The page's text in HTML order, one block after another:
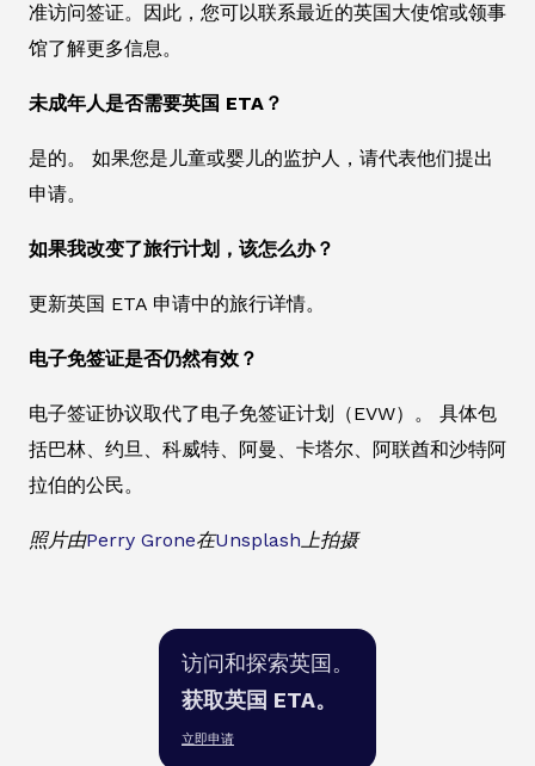
准访问签证。因此，您可以联系最近的英国大使馆或领事
馆了解更多信息。
未成年人是否需要英国 ETA？
是的。 如果您是儿童或婴儿的监护人，请代表他们提出
申请。
如果我改变了旅行计划，该怎么办？
更新英国 ETA 申请中的旅行详情。
电子免签证是否仍然有效？
电子签证协议取代了电子免签证计划（EVW）。 具体包
括巴林、约旦、科威特、阿曼、卡塔尔、阿联酋和沙特阿
拉伯的公民。
照片由Perry Grone在Unsplash上拍摄
访问和探索英国。
获取英国 ETA。
立即申请